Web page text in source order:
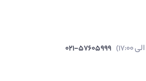
021-57605999